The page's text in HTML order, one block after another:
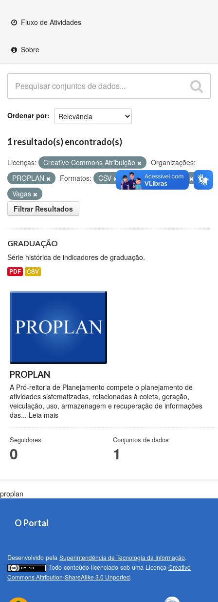
Fluxo de Atividades
Sobre
Ordenar por
1 resultado(s) encontrado(s)
Licenças: Creative Commons Atribuição
Organizações:
PROPLAN
Formatos: CSV Etiquetas:
ENADE
Vagas
Filtrar Resultados
GRADUAÇÃO
Série histórica de indicadores de graduação.
PDF CSV
PROPLAN
A Pró-reitoria de Planejamento compete o planejamento de
atividades sistematizadas, relacionadas à coleta, geração,
veiculação, uso, armazenagem e recuperação de informações
das... Leia mais
Seguidores
0
Conjuntos de dados
1
proplan
O Portal
Desenvolvido pela Superintendência de Tecnologia da Informação.
Todo conteúdo licenciado sob uma Licença Creative
Commons Attribution-ShareAlike 3.0 Unported.